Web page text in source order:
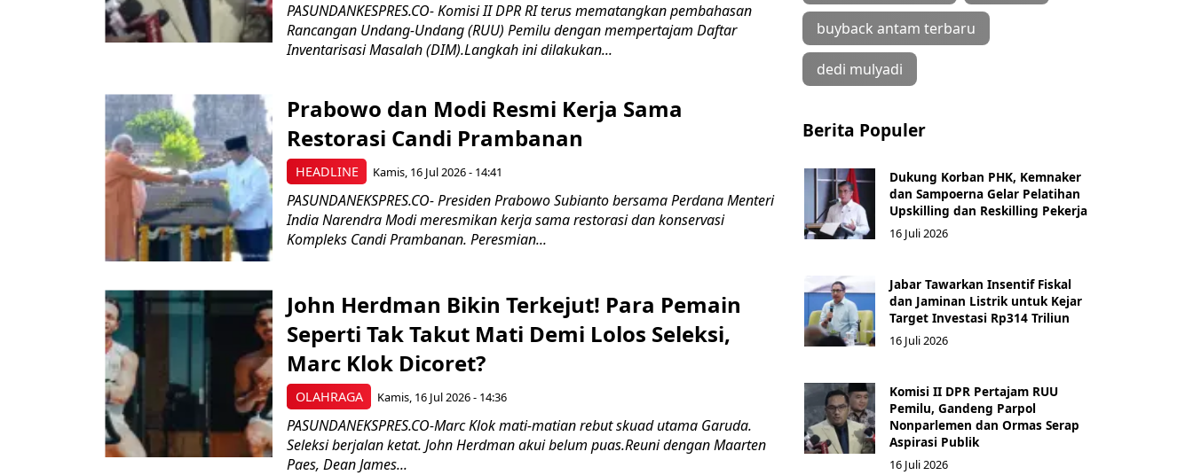
PASUNDANKESPRES.CO- Komisi II DPR RI terus mematangkan pembahasan
Rancangan Undang-Undang (RUU) Pemilu dengan mempertajam Daftar
Inventarisasi Masalah (DIM).Langkah ini dilakukan...
HEADLINE
Prabowo dan Modi Resmi Kerja Sama
Restorasi Candi Prambanan
Kamis, 16 Jul 2026 - 14:41
PASUNDANEKSPRES.CO- Presiden Prabowo Subianto bersama Perdana Menteri
India Narendra Modi meresmikan kerja sama restorasi dan konservasi
Kompleks Candi Prambanan. Peresmian...
OLAHRAGA
John Herdman Bikin Terkejut! Para Pemain
Seperti Tak Takut Mati Demi Lolos Seleksi,
Marc Klok Dicoret?
Kamis, 16 Jul 2026 - 14:36
PASUNDANEKSPRES.CO-Marc Klok mati-matian rebut skuad utama Garuda.
Seleksi berjalan ketat. John Herdman akui belum puas.Reuni dengan Maarten
Paes, Dean James...
buyback antam terbaru
dedi mulyadi
Berita Populer
Dukung Korban PHK, Kemnaker
dan Sampoerna Gelar Pelatihan
Upskilling dan Reskilling Pekerja
16 Juli 2026
Jabar Tawarkan Insentif Fiskal
dan Jaminan Listrik untuk Kejar
Target Investasi Rp314 Triliun
16 Juli 2026
Komisi II DPR Pertajam RUU
Pemilu, Gandeng Parpol
Nonparlemen dan Ormas Serap
Aspirasi Publik
16 Juli 2026